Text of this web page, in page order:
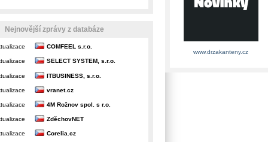
Nejnovější zprávy z databáze
COMFEEL s.r.o.
SELECT SYSTEM, s.r.o.
ITBUSINESS, s.r.o.
vranet.cz
4M Rožnov spol. s r.o.
ZděchovNET
Corelia.cz
www.drzakanteny.cz